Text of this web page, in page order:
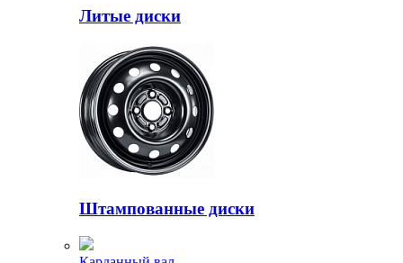
Литые диски
Штампованные диски